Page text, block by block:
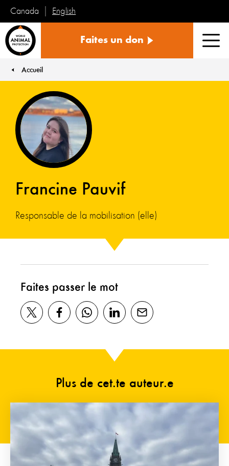
Canada English
mondiale
animaux
Faites un don
Accueil
Francine Pauvif
Responsable de la mobilisation (elle)
Faites passer le mot
Plus de cet.te auteur.e